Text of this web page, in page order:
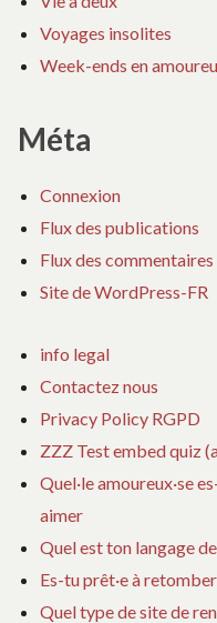
Voyages insolites
Week-ends en
Méta
Connexion
Flux des publications
Flux des commentaires
Site de WordPress-FR
info legal
Contactez nous
Privacy Policy RGPD
ZZZ Test embed quiz
Quel·le amoureux·se
aimer
Quel est ton langage de
Es-tu prêt·e à
Quel type de site de